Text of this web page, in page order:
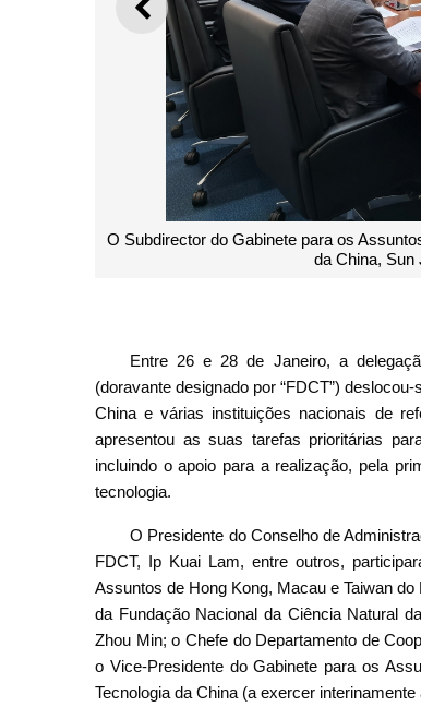
ANTERIOR
Fotografia de grupo com o Vice-
Entre 26 e 28 de Janeiro, a
(doravante designado por “FDCT”)
China e várias instituições nacionais de
apresentou as suas tarefas prioritárias
incluindo o apoio para a realização, pela
tecnologia.
O Presidente do Conselho de
FDCT, Ip Kuai Lam, entre outros,
Assuntos de Hong Kong, Macau e Taiwan
da Fundação Nacional da Ciência Natural
Zhou Min; o Chefe do Departamento de
o Vice-Presidente do Gabinete para os
Tecnologia da China (a exercer